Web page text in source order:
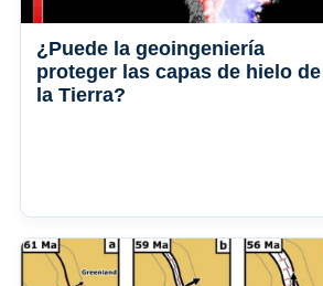
¿Puede la geoingeniería
proteger las capas de hielo de
la Tierra?